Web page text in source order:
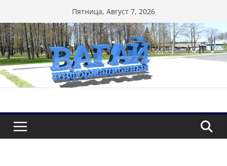
к
содержимому
Пятница, Август 7, 2026